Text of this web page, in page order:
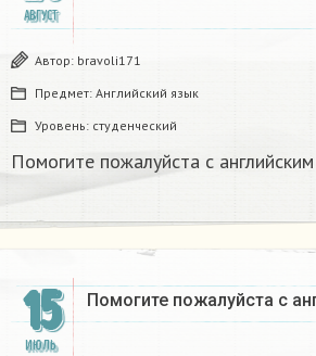
АВГУСТ
Автор: bravoli171
Предмет: Английский язык
Уровень: студенческий
Помогите пожалуйста с английским
15
ИЮЛЬ
Помогите пожалуйста с